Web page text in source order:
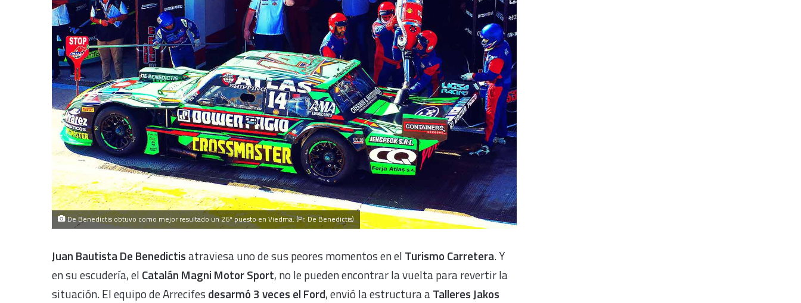
De Benedictis obtuvo como mejor resultado un 26º puesto en Viedma. (Pr. De Benedictis)
Juan Bautista De Benedictisatraviesa uno de sus peores momentos en el Turismo Carretera. Y
en su escudería, el Catalán Magni Motor Sport, no le pueden encontrar la vuelta para revertir la
situación. El equipo de Arrecifes desarmó 3 veces el Ford, envió la estructura aTalleres Jakos